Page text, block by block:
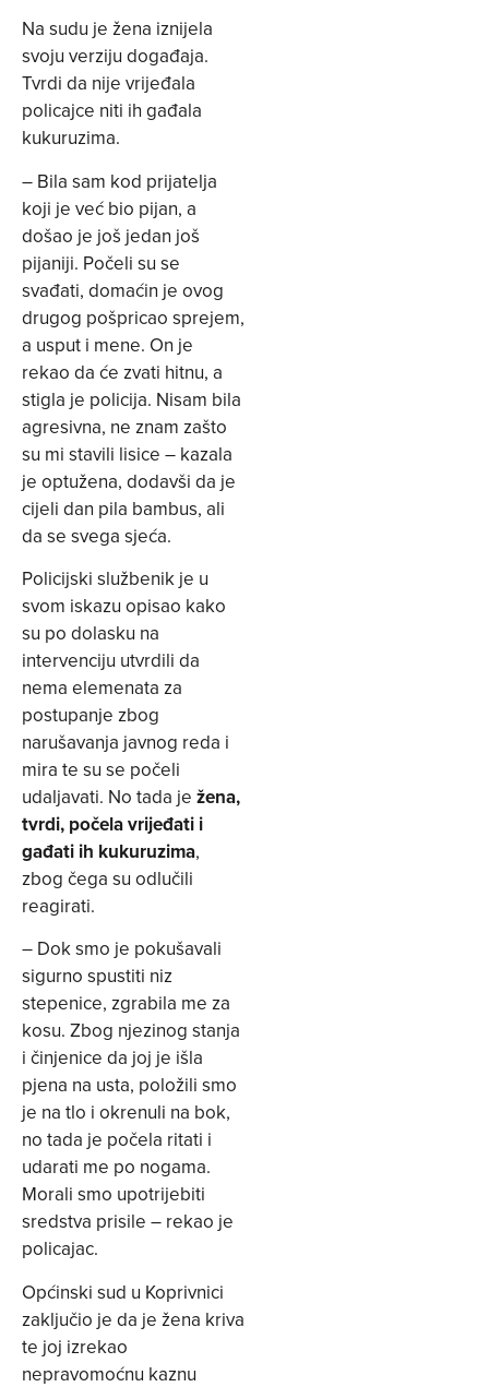
Na sudu je žena iznijela
svoju verziju događaja.
Tvrdi da nije vrijeđala
policajce niti ih gađala
kukuruzima.
– Bila sam kod prijatelja
koji je već bio pijan, a
došao je još jedan još
pijaniji. Počeli su se
svađati, domaćin je ovog
drugog pošpricao sprejem,
a usput i mene. On je
rekao da će zvati hitnu, a
stigla je policija. Nisam bila
agresivna, ne znam zašto
su mi stavili lisice – kazala
je optužena, dodavši da je
cijeli dan pila bambus, ali
da se svega sjeća.
Policijski službenik je u
svom iskazu opisao kako
su po dolasku na
intervenciju utvrdili da
nema elemenata za
postupanje zbog
narušavanja javnog reda i
mira te su se počeli
udaljavati. No tada je žena,
tvrdi, počela vrijeđati i
gađati ih kukuruzima,
zbog čega su odlučili
reagirati.
– Dok smo je pokušavali
sigurno spustiti niz
stepenice, zgrabila me za
kosu. Zbog njezinog stanja
i činjenice da joj je išla
pjena na usta, položili smo
je na tlo i okrenuli na bok,
no tada je počela ritati i
udarati me po nogama.
Morali smo upotrijebiti
sredstva prisile – rekao je
policajac.
Općinski sud u Koprivnici
zaključio je da je žena kriva
te joj izrekao
nepravomoćnu kaznu